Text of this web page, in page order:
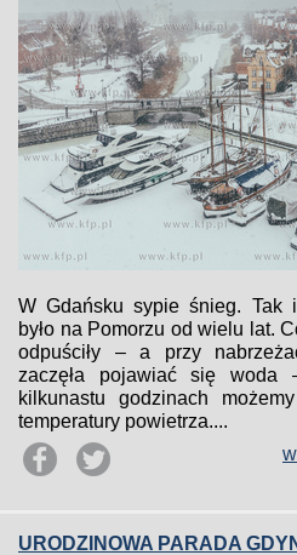
W Gdańsku sypie śnieg. Tak
było na Pomorzu od wielu lat.
odpuściły – a przy
zaczęła pojawiać się woda
kilkunastu godzinach
temperatury powietrza....
URODZINOWA PARADA